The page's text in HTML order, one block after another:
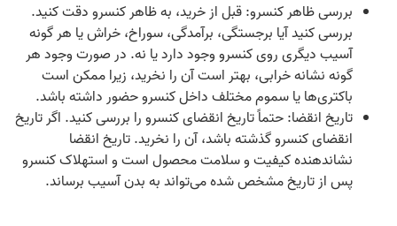
بررسی ظاهر کنسرو: قبل از خرید، به ظاهر کنسرو دقت کنید.
بررسی کنید آیا برجستگی، برآمدگی، سوراخ، خراش یا هر گونه
آسیب دیگری روی کنسرو وجود دارد یا نه. در صورت وجود هر
گونه نشانه خرابی، بهتر است آن را نخرید، زیرا ممکن است
باکتری‌ها یا سموم مختلف داخل کنسرو حضور داشته باشد.
تاریخ انقضا: حتماً تاریخ انقضای کنسرو را بررسی کنید. اگر تاریخ
انقضای کنسرو گذشته باشد، آن را نخرید. تاریخ انقضا
نشاندهنده کیفیت و سلامت محصول است و استهلاک کنسرو
پس از تاریخ مشخص شده می‌تواند به بدن آسیب برساند.